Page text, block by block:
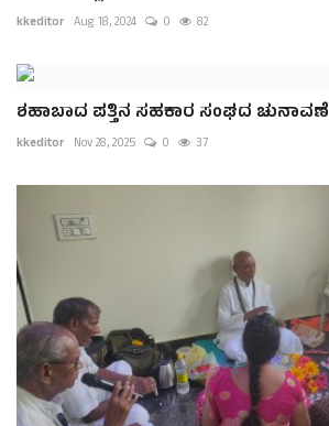
kkeditor Aug 18, 2024 0 82
ಶಹಾಬಾದ ಪತ್ತಿನ ಸಹಕಾರ ಸಂಘದ ಚುನಾವಣೆ
kkeditor Nov 28, 2025 0 37